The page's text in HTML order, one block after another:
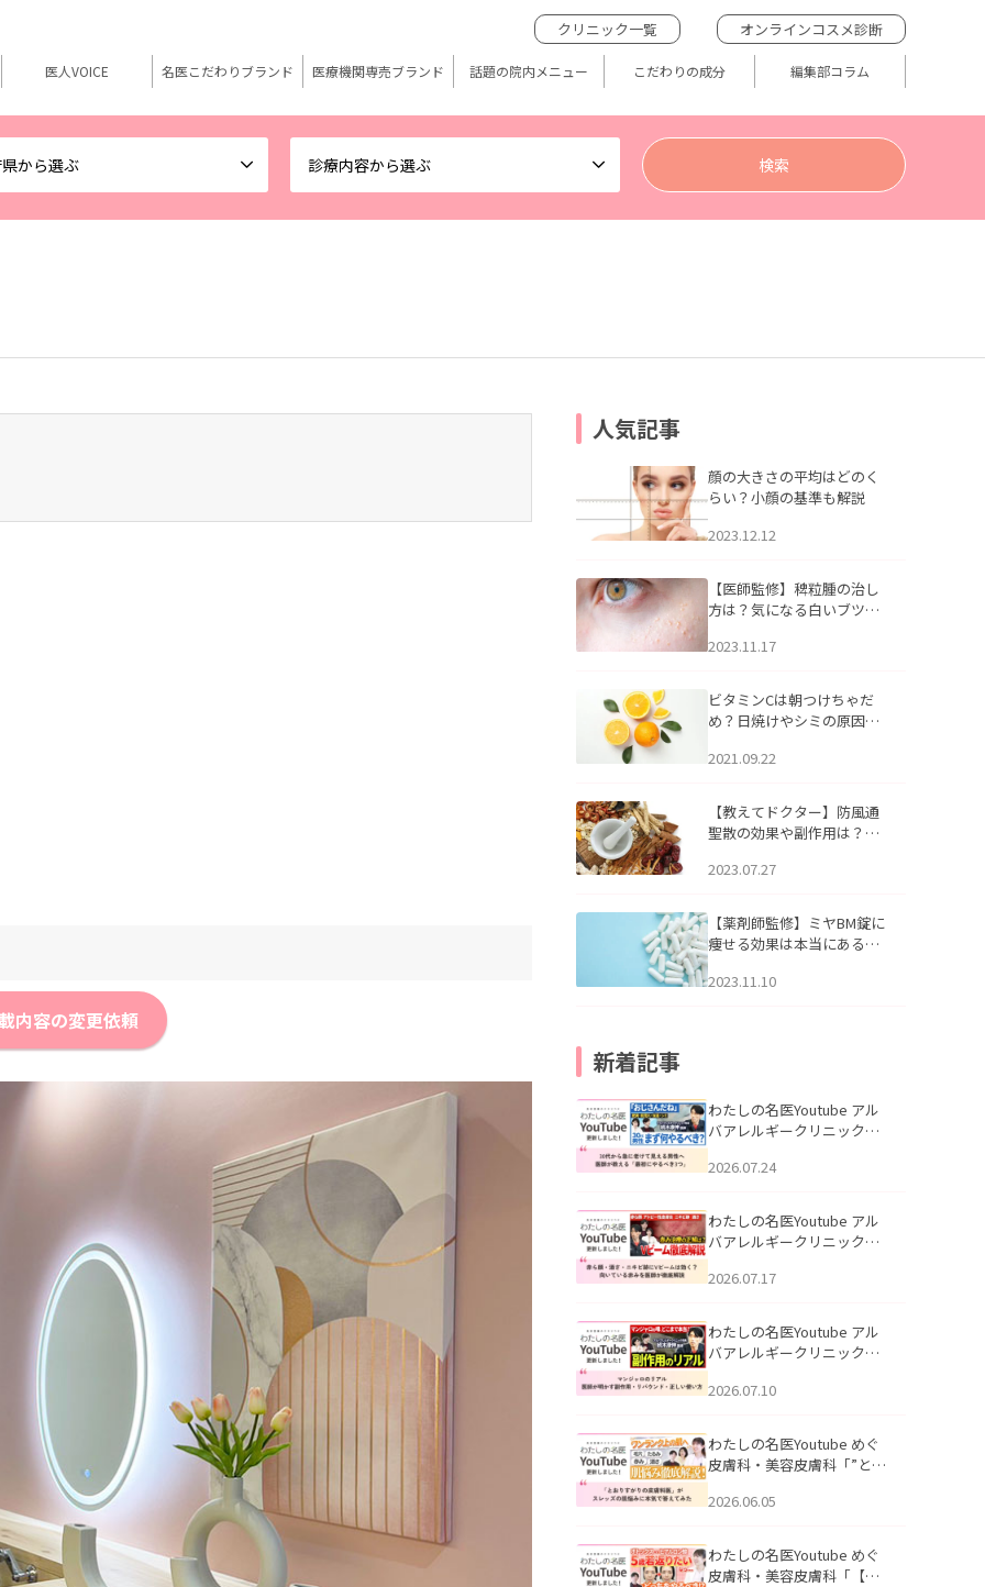
から選ぶ 診療内容から選ぶ
クリニック一覧 オンラインコスメ診断
医人VOICE 名医こだわりブランド 医療機関専売ブランド 話題の院内メニュー こだわりの成分 編集部コラム
内容の変更依頼
人気記事
顔の大きさの平均はどのく
らい？小顔の基準も解説
2023.12.12
【医師監修】稗粒腫の治し
方は？気になる白いブツブ
アについて
2023.11.17
ビタミンCは朝つけちゃだ
め？日焼けやシミの原因に
2021.09.22
【教えてドクター】防風通
聖散の効果や副作用は？長
2023.07.27
【薬剤師監修】ミヤBM錠に
痩せる効果は本当にある
2023.11.10
新着記事
わたしの名医Youtube アル
バアレルギークリニック札
える男性へ｜医師が教える
公開いたしました。
2026.07.24
わたしの名医Youtube アル
バアレルギークリニック札
跡にVビームは効く？向いて
説」を公開いたしました。
2026.07.17
わたしの名医Youtube アル
バアレルギークリニック札
医師が明かす副作用・リバ
公開いたしました。
2026.07.10
わたしの名医Youtube めぐ
皮膚科・美容皮膚科「”とお
ッズの肌悩みに本気で答え
た。
2026.06.05
わたしの名医Youtube めぐ
皮膚科・美容皮膚科「【ヒ